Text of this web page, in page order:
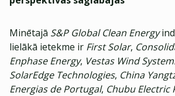
Minētajā S&P Global Clean Energy
lielākā ietekme ir First Solar,
Enphase Energy, Vestas Wind
SolarEdge Technologies, China
Energias de Portugal, Chubu Electric